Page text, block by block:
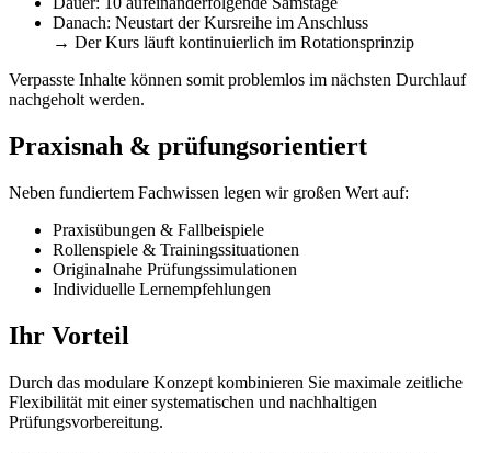
Danach: Neustart der Kursreihe im Anschluss
→ Der Kurs läuft kontinuierlich im Rotationsprinzip
Verpasste Inhalte können somit problemlos im nächsten Durchlauf
nachgeholt werden.
Praxisnah & prüfungsorientiert
Neben fundiertem Fachwissen legen wir großen Wert auf:
Praxisübungen & Fallbeispiele
Rollenspiele & Trainingssituationen
Originalnahe Prüfungssimulationen
Individuelle Lernempfehlungen
Ihr Vorteil
Durch das modulare Konzept kombinieren Sie maximale zeitliche
Flexibilität mit einer systematischen und nachhaltigen
Prüfungsvorbereitung.